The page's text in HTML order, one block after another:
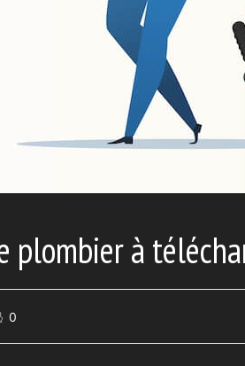
plombier à
0